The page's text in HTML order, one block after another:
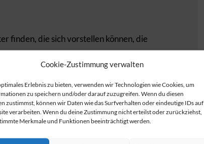
Cookie-Zustimmung verwalten
Erlebnis zu bieten, verwenden wir Technologien wie Cookies, um
zu speichern und/oder darauf zuzugreifen. Wenn du diesen
zustimmst, können wir Daten wie das Surfverhalten oder eindeutige IDs auf
verarbeiten. Wenn du deine Zustimmung nicht erteilst oder zurückziehst,
Merkmale und Funktionen beeinträchtigt werden.
finden, die sich vorstellen können, die